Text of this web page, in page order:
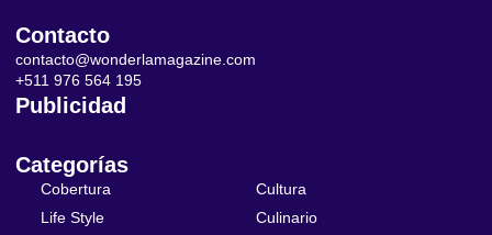
Contacto
contacto@wonderlamagazine.com
+511 976 564 195
Publicidad
Categorías
Cobertura
Life Style
Cultura
Culinario